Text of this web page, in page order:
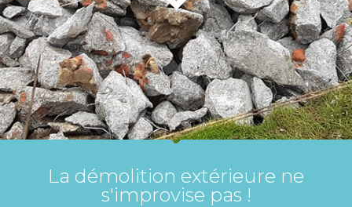
La démolition extérieure ne
s'improvise pas !